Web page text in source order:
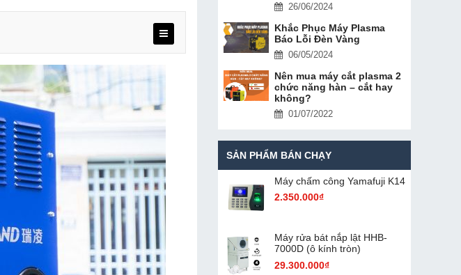
26/06/2024
Khắc Phục Máy Plasma
Báo Lỗi Đèn Vàng
06/05/2024
Nên mua máy cắt plasma 2
chức năng hàn – cắt hay
không?
01/07/2022
SẢN PHẨM BÁN CHẠY
Máy chấm cô​ng Yamafuji K14
2.350.000₫
Máy rửa bát nắp lật HHB-
7000D (ô kính tròn)
29.300.000₫